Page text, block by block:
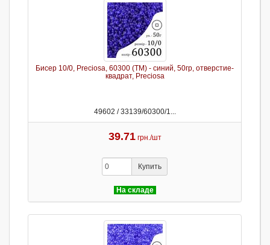
Бисер 10/0, Preciosa, 60300 (TM) - синий, 50гр, отверстие-
квадрат, Preciosa
49602 / 33139/60300/1...
39.71 грн./шт
Купить
На складе